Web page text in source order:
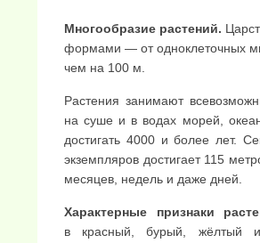
Многообразие растений.
формами — от однокле­точных
чем на 100 м.
Растения занимают
на суше и в водах морей,
достигать 4000 и более лет.
экземпляров достигает 115
месяцев, недель и даже дней.
Характерные признаки
в красный, бурый, жёлтый и